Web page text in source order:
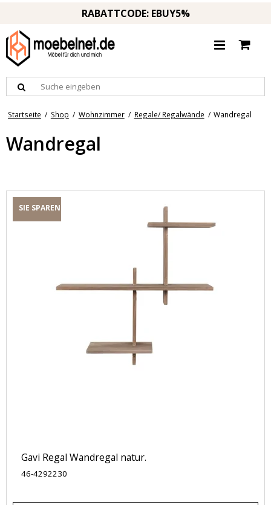
RABATTCODE: EBUY5%
Startseite / Shop / Wohnzimmer / Regale/ Regalwände / Wandregal
Wandregal
SIE SPAREN
Gavi Regal Wandregal natur.
46-4292230